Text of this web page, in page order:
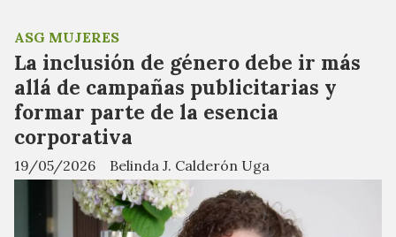
La inclusión de género debe ir más
allá de campañas publicitarias y
formar parte de la esencia
corporativa
Belinda J. Calderón Uga
ASG MUJERES
19/05/2026